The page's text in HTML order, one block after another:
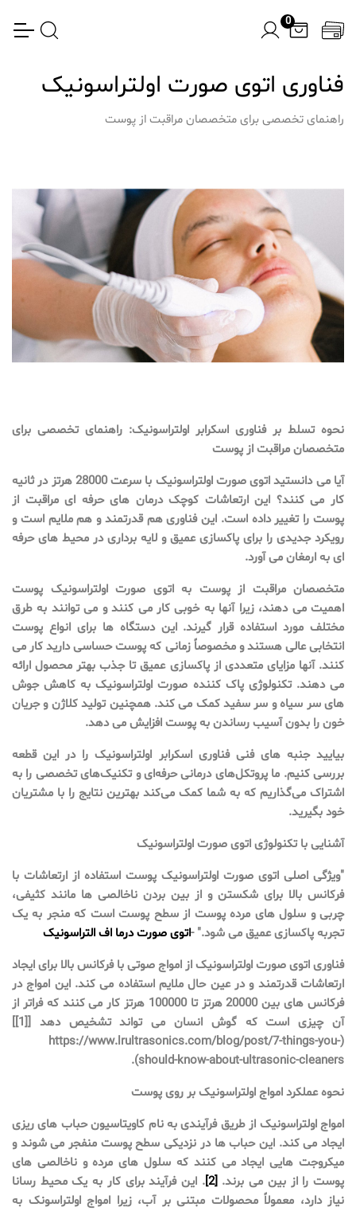
0
فناوری اتوی صورت اولتراسونیک
راهنمای تخصصی برای متخصصان مراقبت از پوست
نحوه تسلط بر فناوری اسکرابر اولتراسونیک: راهنمای تخصصی برای
متخصصان مراقبت از پوست
آیا می دانستید اتوی صورت اولتراسونیک با سرعت 28000 هرتز در ثانیه
کار می کنند؟ این ارتعاشات کوچک درمان های حرفه ای مراقبت از
پوست را تغییر داده است. این فناوری هم قدرتمند و هم ملایم است و
رویکرد جدیدی را برای پاکسازی عمیق و لایه برداری در محیط های حرفه
ای به ارمغان می آورد.
متخصصان مراقبت از پوست به اتوی صورت اولتراسونیک پوست
اهمیت می دهند، زیرا آنها به خوبی کار می کنند و می توانند به طرق
مختلف مورد استفاده قرار گیرند. این دستگاه ها برای انواع پوست
انتخابی عالی هستند و مخصوصاً زمانی که پوست حساسی دارید کار می
کنند. آنها مزایای متعددی از پاکسازی عمیق تا جذب بهتر محصول ارائه
می دهند. تکنولوژی پاک کننده صورت اولتراسونیک به کاهش جوش
های سر سیاه و سر سفید کمک می کند. همچنین تولید کلاژن و جریان
خون را بدون آسیب رساندن به پوست افزایش می دهد.
بیایید جنبه های فنی فناوری اسکرابر اولتراسونیک را در این قطعه
بررسی کنیم. ما پروتکل‌های درمانی حرفه‌ای و تکنیک‌های تخصصی را به
اشتراک می‌گذاریم که به شما کمک می‌کند بهترین نتایج را با مشتریان
خود بگیرید.
آشنایی با تکنولوژی اتوی صورت اولتراسونیک
"ویژگی اصلی اتوی صورت اولتراسونیک پوست استفاده از ارتعاشات با
فرکانس بالا برای شکستن و از بین بردن ناخالصی ها مانند کثیفی،
چربی و سلول های مرده پوست از سطح پوست است که منجر به یک
تجربه پاکسازی عمیق می شود." -اتویصورتدرما افالتراسونیک
فناوری اتوی صورت اولتراسونیک از امواج صوتی با فرکانس بالا برای ایجاد
ارتعاشات قدرتمند و در عین حال ملایم استفاده می کند. این امواج در
فرکانس های بین 20000 هرتز تا 100000 هرتز کار می کنند که فراتر از
آن چیزی است که گوش انسان می تواند تشخیص دهد [[1]]
(https://www.lrultrasonics.com/blog/post/7-things-you-
should-know-about-ultrasonic-cleaners).
نحوه عملکرد امواج اولتراسونیک بر روی پوست
امواج اولتراسونیک از طریق فرآیندی به نام کاویتاسیون حباب های ریزی
ایجاد می کند. این حباب ها در نزدیکی سطح پوست منفجر می شوند و
میکروجت هایی ایجاد می کنند که سلول های مرده و ناخالصی های
پوست را از بین می برند. [2] . این فرآیند برای کار به یک محیط رسانا
نیاز دارد، معمولاً محصولات مبتنی بر آب، زیرا امواج اولتراسونک به